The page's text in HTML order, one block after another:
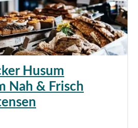
Husum
Nah & Frisch